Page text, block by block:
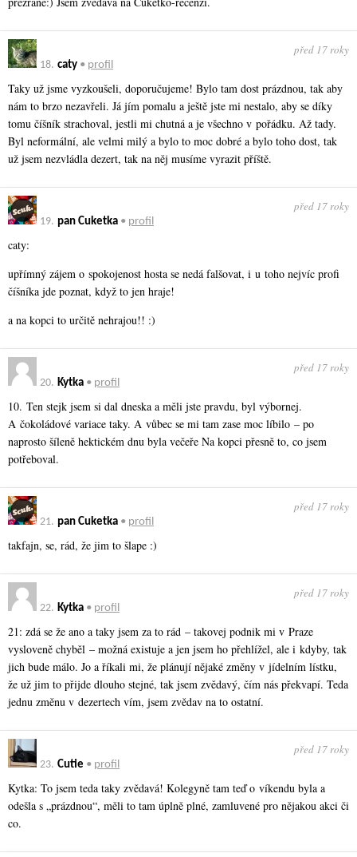
18. caty • profil
před 17 roky
Taky už jsme vyzkoušeli, doporučujeme! Bylo tam dost prázdnou, tak aby
nám to brzo nezavřeli. Já jím pomalu a ještě jste mi nestalo, aby se díky
tomu číšník strachoval, jestli mi chutná a je všechno v pořádku. Až tady.
Byl neformální, ale velmi milý a bylo to moc dobré a bylo toho dost, tak
už jsem nezvládla dezert, tak na něj musíme vyrazit příště.
19. pan Cuketka • profil
před 17 roky
caty:
upřímný zájem o spokojenost hosta se nedá falšovat, i u toho nejvíc profi
číšníka jde poznat, když to jen hraje!
a na kopci to určitě nehrajou!! :)
20. Kytka • profil
před 17 roky
10. Ten stejk jsem si dal dneska a měli jste pravdu, byl výbornej.
A čokoládové variace taky. A vůbec se mi tam zase moc líbilo – po
naprosto šíleně hektickém dnu byla večeře Na kopci přesně to, co jsem
potřeboval.
21. pan Cuketka • profil
před 17 roky
takfajn, se, rád, že jim to šlape :)
22. Kytka • profil
před 17 roky
21: zdá se že ano a taky jsem za to rád – takovej podnik mi v Praze
vysloveně chyběl – možná existuje a jen jsem ho přehlížel, ale i kdyby, tak
jich bude málo. Jo a říkali mi, že plánují nějaké změny v jídelním lístku,
že už jim to přijde dlouho stejné, tak jsem zvědavý, čím nás překvapí. Teda
jednu změnu v dezertech vím, jsem zvědav na to ostatní.
23. Cutie • profil
před 17 roky
Kytka: To jsem teda taky zvědavá! Kolegyně tam teď o víkendu byla a
odešla s „prázdnou“, měli to tam úplně plné, zamluvené pro nějakou akci či
co.